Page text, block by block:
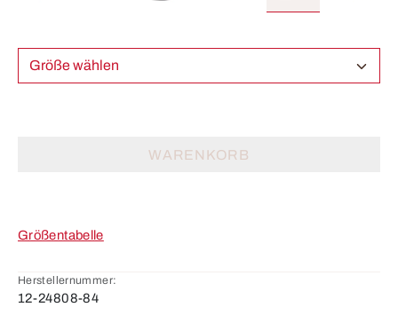
Größe wählen
WARENKORB
Größentabelle
Herstellernummer:
12-24808-84